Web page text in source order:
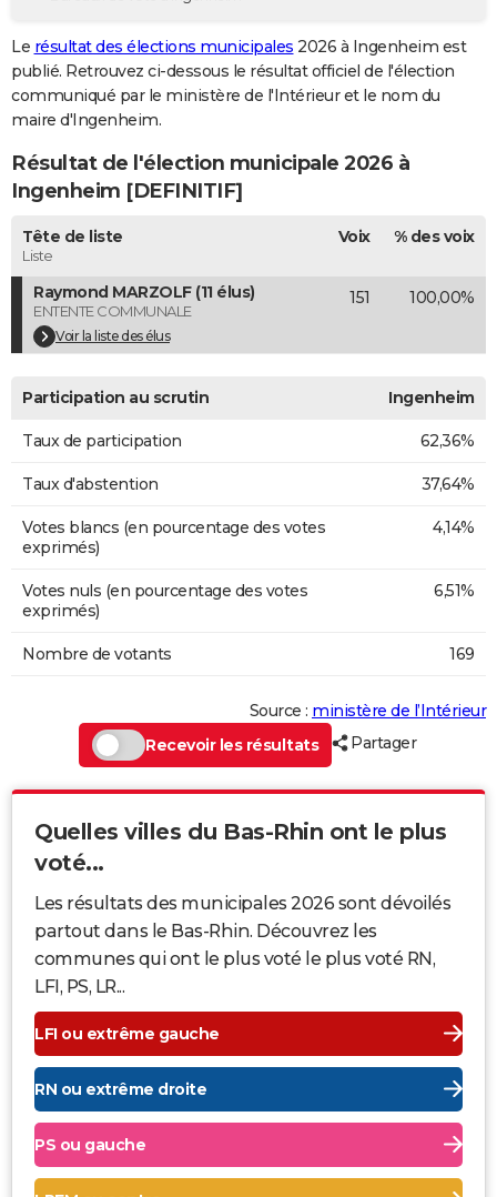
GUIDES D'ACHAT
BONS PLANS
CARTE DE VOEUX
Carte de Noël
Carte Bonne année
Carte Saint-Valentin
Carte Pâques
Carte d'anniversaire
DICTIONNAIRE
Dictionnaire
Biographies
Citations
Expressions
Proverbes
PROGRAMME TV
COPAINS D'AVANT
S'inscrire
Se connecter
Lycées
Collèges
Primaires
Universités
Entreprises
Service militaire
Avis de recherche
AVIS DE DÉCÈS
FORUM
Le résultat des élections municipales 2026 à Ingenheim est
publié. Retrouvez ci-dessous le résultat officiel de l'élection
communiqué par le ministère de l'Intérieur et le nom du
maire d'Ingenheim.
Résultat de l'élection municipale 2026 à
Ingenheim [DEFINITIF]
Tête de liste
Liste
Voix % des voix
Raymond MARZOLF (11 élus)
ENTENTE COMMUNALE
Voir la liste des élus
151 100,00%
Participation au scrutin Ingenheim
Taux de participation 62,36%
Taux d'abstention 37,64%
Votes blancs (en pourcentage des votes
exprimés)
4,14%
Votes nuls (en pourcentage des votes
exprimés)
6,51%
Nombre de votants 169
Source : ministère de l’Intérieur
Recevoir les résultats
Partager
Quelles villes du Bas-Rhin ont le plus
voté...
Les résultats des municipales 2026 sont dévoilés
partout dans le Bas-Rhin. Découvrez les
communes qui ont le plus voté le plus voté RN,
LFI, PS, LR...
LFI ou extrême gauche
RN ou extrême droite
PS ou gauche